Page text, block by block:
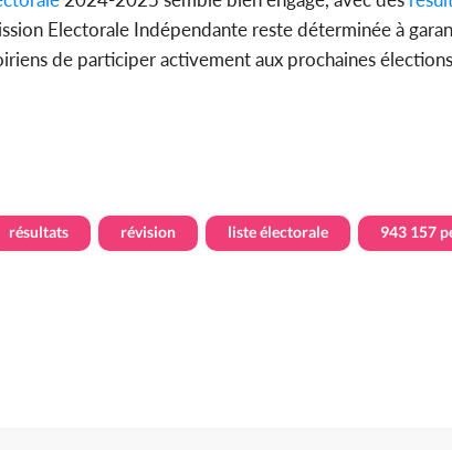
Electorale Indépendante reste déterminée à
de participer activement aux prochaines
résultats révision liste électorale 943 157